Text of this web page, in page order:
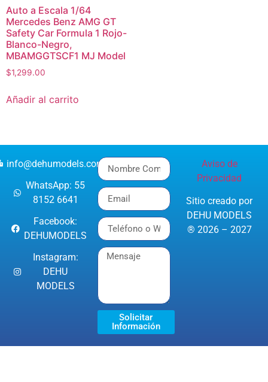
Auto a Escala 1/64
Mercedes Benz AMG GT
Safety Car Formula 1 Rojo-
Blanco-Negro,
MBAMGGTSCF1 MJ Model
$1,299.00
Añadir al carrito
info@dehumodels.com
WhatsApp: 55
8152 6641
Facebook:
DEHUMODELS
Instagram:
DEHU
MODELS
Solicitar
Información
Aviso de
Privacidad
Sitio creado por
DEHU MODELS
® 2026 – 2027